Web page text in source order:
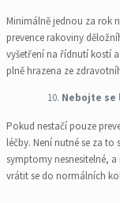
Minimálně jednou za rok
prevence rakoviny
vyšetření na řídnutí kostí
plně hrazena ze
Nebojte se
Pokud nestačí pouze
léčby. Není nutné se za
symptomy nesnesitelné,
vrátit se do normálních